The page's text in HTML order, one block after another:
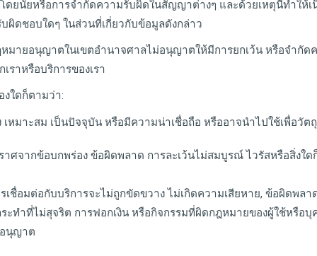
ยนัยหรือการจำกัดความรับผิดในสัญญาต่างๆ และด้วยเหตุนี้ทำใ
ผิดชอบใดๆ ในส่วนที่เกี่ยวกับข้อมูลดังกล่าว
มายอนุญาตในเขตอำนาจศาลไม่อนุญาตให้มีการยกเว้น หรือจำกัด
าหรือบริการของเรา
งใดก็ตามว่า:
หมาะสม เป็นปัจจุบัน หรือมีความน่าเชื่อถือ หรืออาจนำไปใช้เพื่อวัต
ศจากข้อบกพร่อง ข้อผิดพลาด การละเว้นไม่สมบูรณ์ ไวรัสหรือสิ่งใ
เชื่อมต่อกับบริการจะไม่ถูกขัดขวาง ไม่เกิดความเสียหาย, ข้อผิดพล
ทำที่ไม่สุจริต การฟอกเงิน หรือกิจกรรมที่ผิดกฎหมายของผู้ใช้หรือ
นุญาต